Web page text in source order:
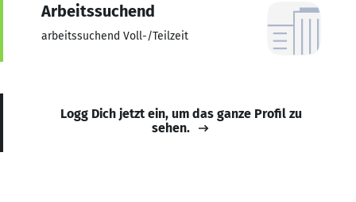
Arbeitssuchend
arbeitssuchend Voll-/Teilzeit
Logg Dich jetzt ein, um das ganze Profil zu
sehen.